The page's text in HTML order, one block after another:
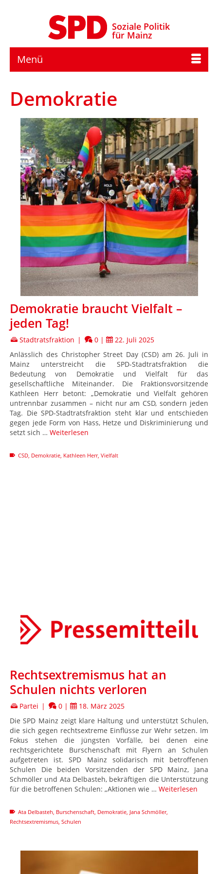
Soziale Politik
für Mainz
Menü
Demokratie
Demokratie braucht Vielfalt –
jeden Tag!
Stadtratsfraktion | 0 |
22. Juli 2025
Anlässlich des Christopher Street Day (CSD) am 26. Juli in
Mainz unterstreicht die SPD-Stadtratsfraktion die
Bedeutung von Demokratie und Vielfalt für das
gesellschaftliche Miteinander. Die Fraktionsvorsitzende
Kathleen Herr betont: „Demokratie und Vielfalt gehören
untrennbar zusammen – nicht nur am CSD, sondern jeden
Tag. Die SPD-Stadtratsfraktion steht klar und entschieden
gegen jede Form von Hass, Hetze und Diskriminierung und
setzt sich … Weiterlesen
CSD Demokratie Kathleen Herr, Vielfalt
Rechtsextremismus hat an
Schulen nichts verloren
Partei | 0 |
18. März 2025
Die SPD Mainz zeigt klare Haltung und unterstützt Schulen,
die sich gegen rechtsextreme Einflüsse zur Wehr setzen. Im
Fokus stehen die jüngsten Vorfälle, bei denen eine
rechtsgerichtete Burschenschaft mit Flyern an Schulen
aufgetreten ist. SPD Mainz solidarisch mit betroffenen
Schulen Die beiden Vorsitzenden der SPD Mainz, Jana
Schmöller und Ata Delbasteh, bekräftigen die Unterstützung
für die betroffenen Schulen: „Aktionen wie … Weiterlesen
Ata Delbasteh Burschenschaft Demokratie Jana Schmöller,
Rechtsextremismus Schulen